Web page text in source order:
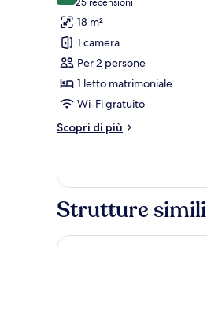
foto
per
Doppia
Standard
recensioni)
18 m²
1 camera
Per 2 persone
1 letto matrimoniale
Wi-Fi gratuito
Scopri di più
Altri
Standard
Strutture simili
Scandic Holmenkollen Park